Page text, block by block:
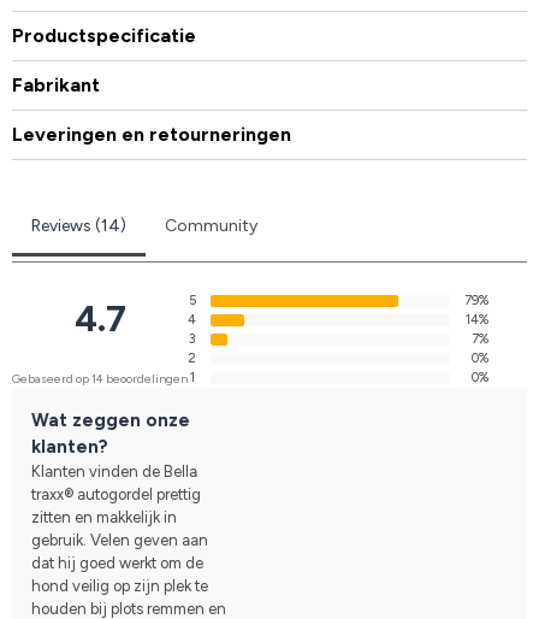
Productspecificatie
Fabrikant
Leveringen en retourneringen
Reviews (14) Community
4.7
Gebaseerd op 14 beoordelingen
5
79%
4
14%
3
7%
2
0%
1
0%
Wat zeggen onze
klanten?
Klanten vinden de Bella
traxx® autogordel prettig
zitten en makkelijk in
gebruik. Velen geven aan
dat hij goed werkt om de
hond veilig op zijn plek te
houden bij plots remmen en